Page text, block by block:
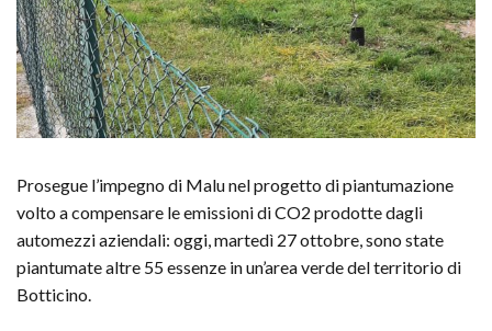
Prosegue l’impegno di Malu nel progetto di piantumazione
volto a compensare le emissioni di CO2 prodotte dagli
automezzi aziendali: oggi, martedì 27 ottobre, sono state
piantumate altre 55 essenze in un’area verde del territorio di
Botticino.